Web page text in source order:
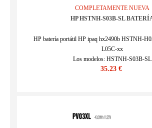
COMPLETAMENTE NUEVA
HP HSTNH-S03B-SL
HP batería portátil HP ipaq hx2490b HSTNH-
L05C-xx
Los modelos: HSTNH-S03B-SL
SKU : ECN12977_Oth
35.23 €